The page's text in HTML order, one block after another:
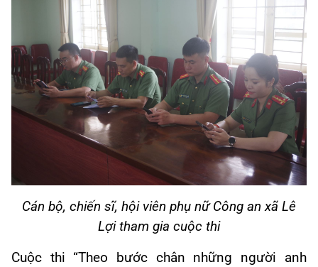
Cán bộ, chiến sĩ, hội viên phụ nữ Công an xã Lê
Lợi tham gia cuộc thi
Cuộc thi “Theo bước chân những người anh